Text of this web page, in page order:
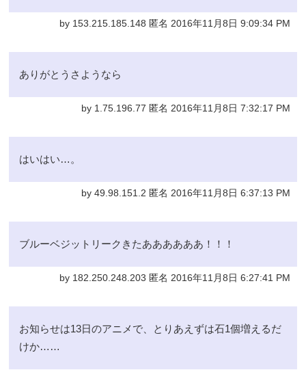
by 153.215.185.148 匿名 2016年11月8日 9:09:34 PM
ありがとうさようなら
by 1.75.196.77 匿名 2016年11月8日 7:32:17 PM
はいはい…。
by 49.98.151.2 匿名 2016年11月8日 6:37:13 PM
ブルーベジットリークきたああああああ！！！
by 182.250.248.203 匿名 2016年11月8日 6:27:41 PM
お知らせは13日のアニメで、とりあえずは石1個増えるだ
けか……